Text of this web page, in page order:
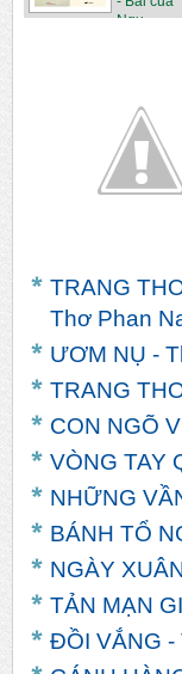
Ngu...
TRANG
Thơ Phan
ƯƠM NỤ -
TRANG
CON NGÕ
VÒNG TAY
NHỮNG
BÁNH TỔ
NGÀY
TẢN MẠN
ĐỒI VẮNG -